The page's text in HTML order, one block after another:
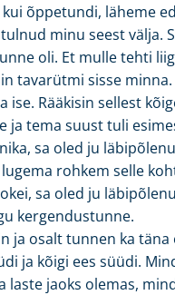
õppetundi, läheme
minu seest välja.
oli. Et mulle tehti
tavarütmi sisse
ise. Rääkisin sellest
ja tema suust tuli
sa oled ju
rohkem selle
sa oled ju
kergendustunne.
ja osalt tunnen ka täna
ja kõigi ees süüdi.
laste jaoks olemas,